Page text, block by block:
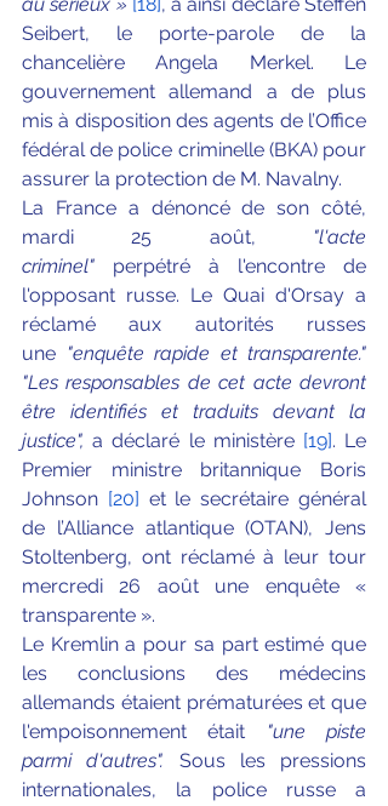
Seibert, le porte-parole de la
chancelière Angela Merkel. Le
gouvernement allemand a de plus
mis à disposition des agents de l’Office
fédéral de police criminelle (BKA) pour
assurer la protection de M. Navalny.
La France a dénoncé de son côté,
mardi 25 août,
"l'acte
criminel" perpétré à l'encontre de
l'opposant russe. Le Quai d'Orsay a
réclamé aux autorités russes
une "enquête rapide et transparente."
"Les responsables de cet acte devront
être identifiés et traduits devant la
justice", a déclaré le ministère [19]. Le
Premier ministre britannique Boris
Johnson [20] et le secrétaire général
de l’Alliance atlantique (OTAN), Jens
Stoltenberg, ont réclamé à leur tour
mercredi 26 août une enquête «
transparente ».
Le Kremlin a pour sa part estimé que
les conclusions des médecins
allemands étaient prématurées et que
l'empoisonnement était
"une piste
parmi d'autres". Sous les pressions
internationales, la police russe a